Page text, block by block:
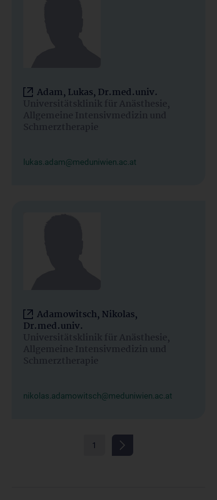
Adam, Lukas, Dr.med.univ.
Universitätsklinik für Anästhesie,
Allgemeine Intensivmedizin und
Schmerztherapie
lukas.adam@meduniwien.ac.at
Adamowitsch, Nikolas,
Dr.med.univ.
Universitätsklinik für Anästhesie,
Allgemeine Intensivmedizin und
Schmerztherapie
nikolas.adamowitsch@meduniwien.ac.at
1